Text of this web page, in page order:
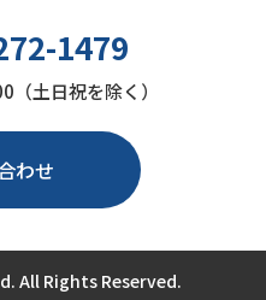
1479
土日祝を除く）
わせ
All Rights Reserved.